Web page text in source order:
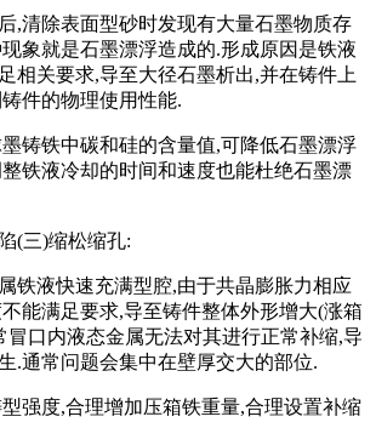
,清除表面型砂时发现有大量石墨物质存
象就是石墨漂浮造成的.形成原因是铁液
相关要求,导至大径石墨析出,并在铸件上
件的物理使用性能.
铸铁中碳和硅的含量值,可降低石墨漂浮
铁液冷却的时间和速度也能杜绝石墨漂
(三)缩松缩孔:
铁液快速充满型腔,由于共晶膨胀力相应
能满足要求,导至铸件整体外形增大(涨箱
冒口内液态金属无法对其进行正常补缩,导
.通常问题会集中在壁厚交大的部位.
强度,合理增加压箱铁重量,合理设置补缩